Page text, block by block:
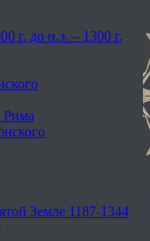
г. до н.э. – 1300 г.
Земле 1187-1344